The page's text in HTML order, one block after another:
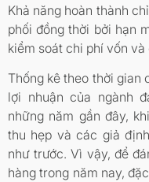
Khả năng hoàn thành
phối đồng thời bởi hạn
kiểm soát chi phí vốn
Thống kê theo thời gian
lợi nhuận của ngành
những năm gần đây,
thu hẹp và các giả
như trước. Vì vậy, để
hàng trong năm nay,